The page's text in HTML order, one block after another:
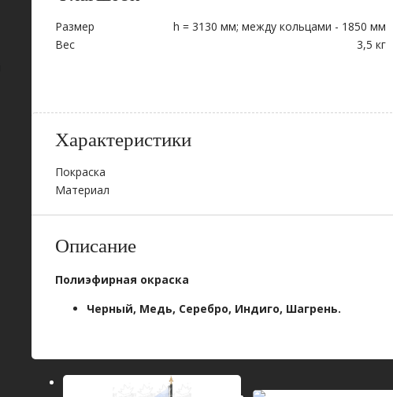
Размер
h = 3130 мм; между кольцами - 1850 мм
Вес
3,5 кг
Характеристики
Покраска
Материал
Описание
Полиэфирная окраска
Черный, Медь, Серебро, Индиго, Шагрень.